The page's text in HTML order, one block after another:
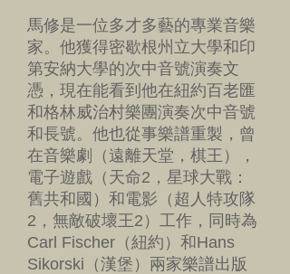
馬修是一位多才多藝的專業音樂
家。他獲得密歇根州立大學和印
第安納大學的次中音號演奏文
憑，現在能看到他在紐約百老匯
和格林威治村樂團演奏次中音號
和長號。他也從事樂譜重製，曾
在音樂劇（遠離天堂，棋王），
電子遊戲（天命2，星球大戰：
舊共和國）和電影（超人特攻隊
2，無敵破壞王2）工作，同時為
Carl Fischer（紐約）和Hans
Sikorski（漢堡）兩家樂譜出版